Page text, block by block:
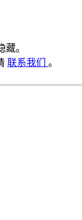
。
联系我们 。